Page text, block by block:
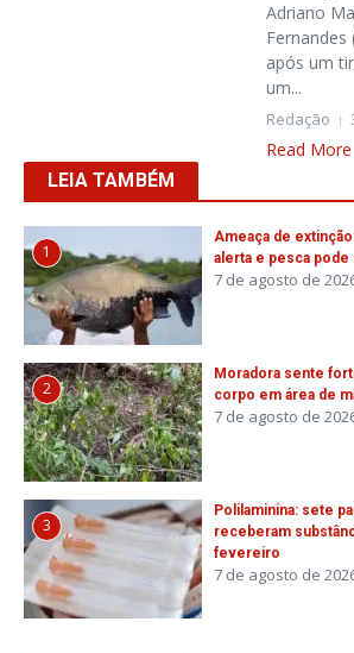
Adriano
após um
um...
Redação
Read More
LEIA TAMBÉM
1
Ameaça de
alerta e pesca pode
7 de agosto de
2
Moradora sente
corpo em área de
7 de agosto de
3
Polilaminina: sete
receberam
fevereiro
7 de agosto de